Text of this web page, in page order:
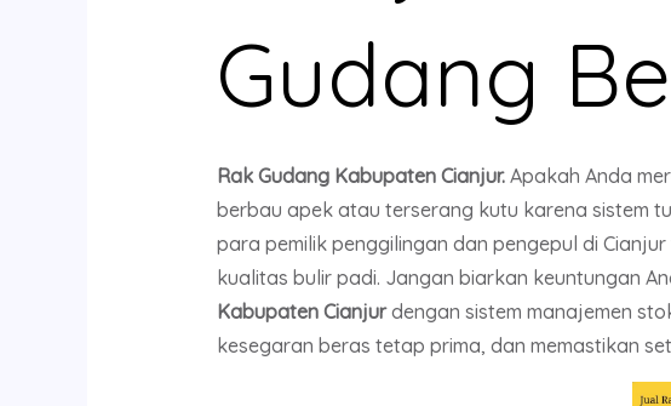
Gudang
Rak Gudang Kabupaten Cianjur. Apakah Anda
berbau apek atau terserang kutu karena sistem
para pemilik penggilingan dan pengepul di
kualitas bulir padi. Jangan biarkan keuntungan
Kabupaten Cianjurdengan sistem manajemen
kesegaran beras tetap prima, dan memastikan